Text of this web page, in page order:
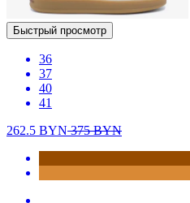
Быстрый просмотр
36
37
40
41
262.5 BYN375BYN